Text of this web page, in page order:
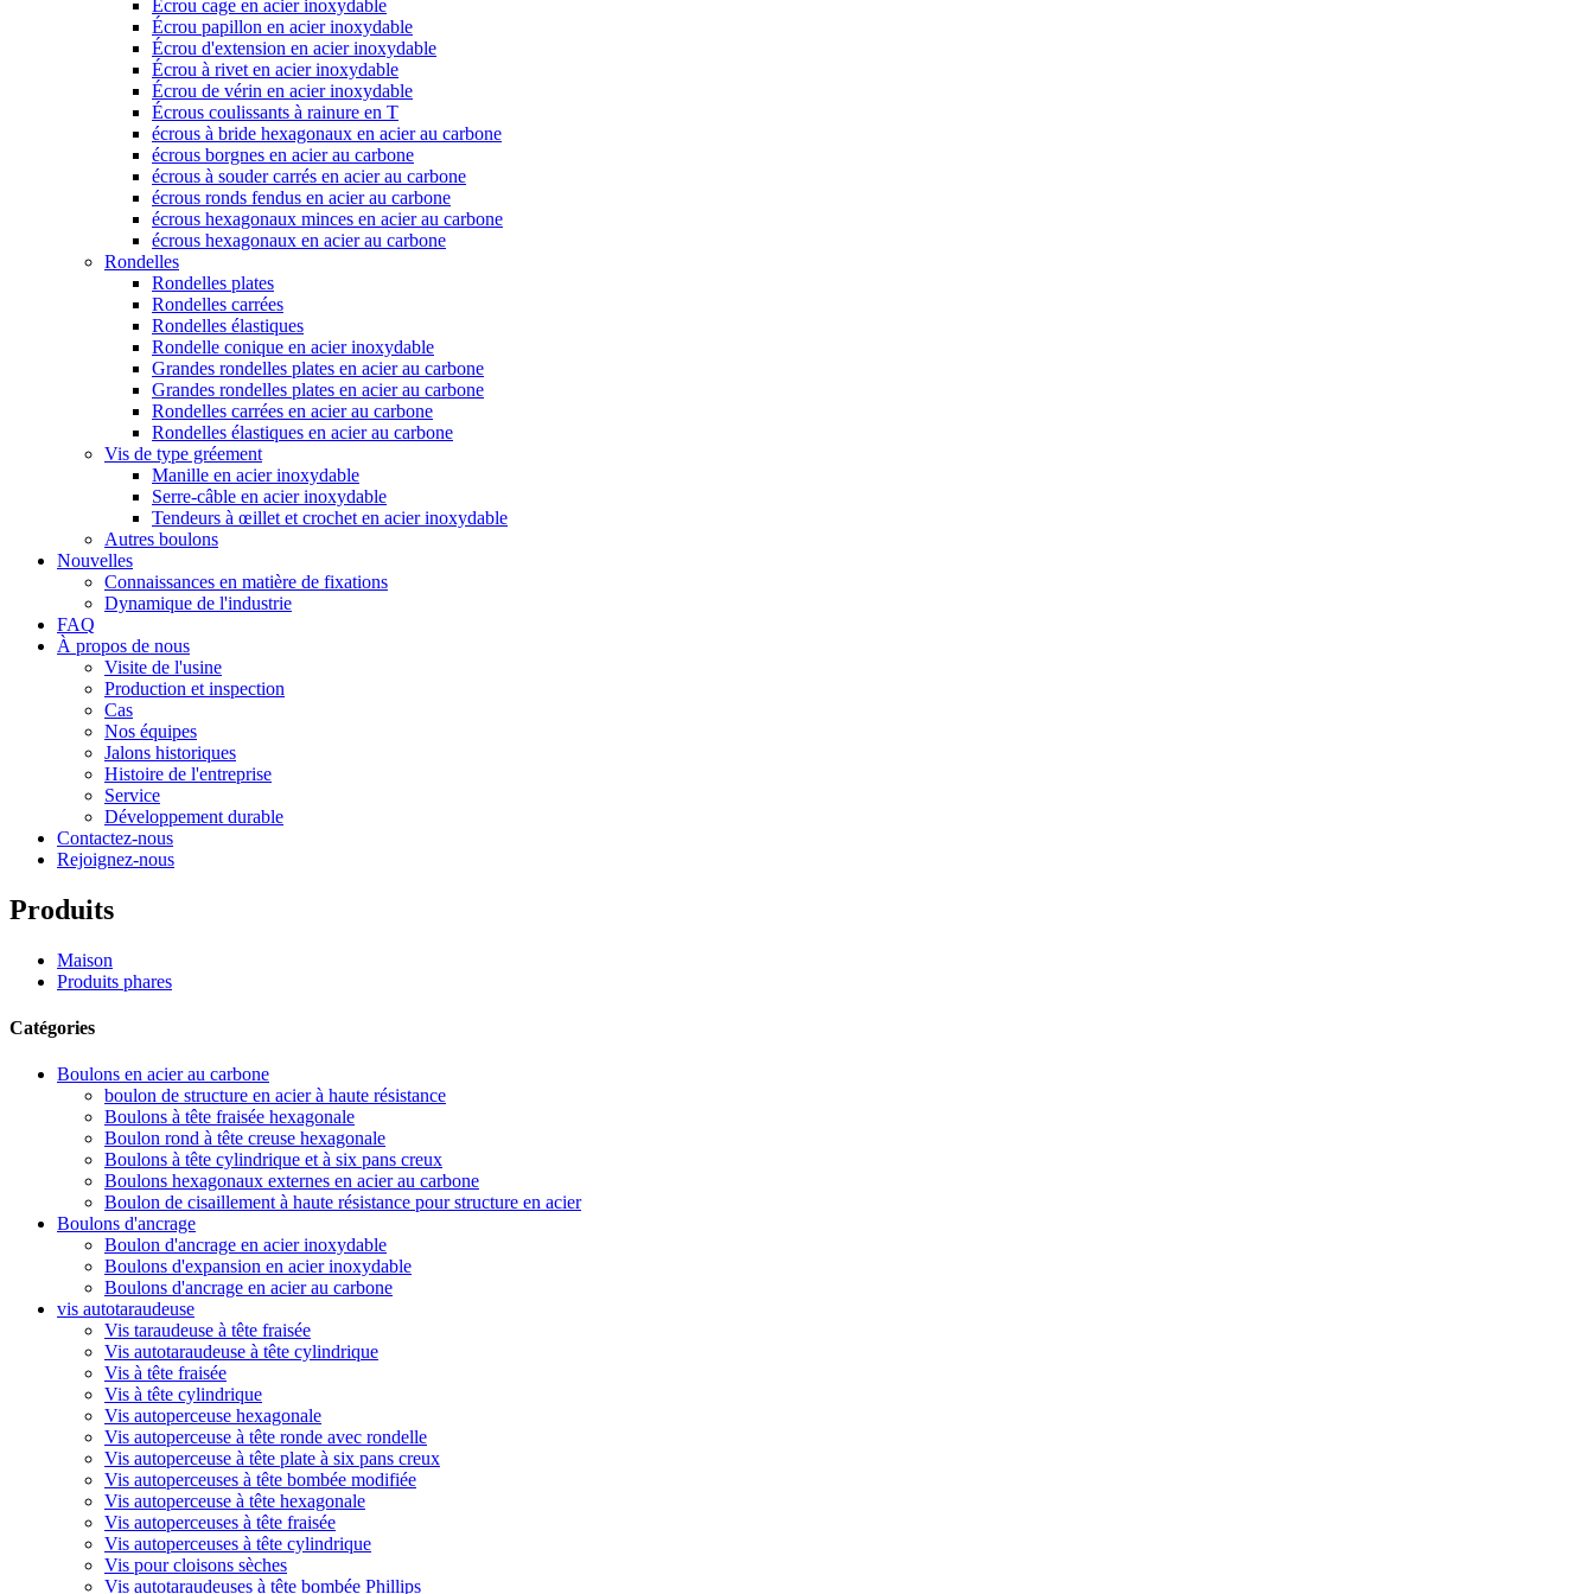
Écrou cage en acier inoxydable
Écrou papillon en acier inoxydable
Écrou d'extension en acier inoxydable
Écrou à rivet en acier inoxydable
Écrou de vérin en acier inoxydable
Écrous coulissants à rainure en T
écrous à bride hexagonaux en acier au carbone
écrous borgnes en acier au carbone
écrous à souder carrés en acier au carbone
écrous ronds fendus en acier au carbone
écrous hexagonaux minces en acier au carbone
écrous hexagonaux en acier au carbone
Rondelles
Rondelles plates
Rondelles carrées
Rondelles élastiques
Rondelle conique en acier inoxydable
Grandes rondelles plates en acier au carbone
Grandes rondelles plates en acier au carbone
Rondelles carrées en acier au carbone
Rondelles élastiques en acier au carbone
Vis de type gréement
Manille en acier inoxydable
Serre-câble en acier inoxydable
Tendeurs à œillet et crochet en acier inoxydable
Autres boulons
Nouvelles
Connaissances en matière de fixations
Dynamique de l'industrie
FAQ
À propos de nous
Visite de l'usine
Production et inspection
Cas
Nos équipes
Jalons historiques
Histoire de l'entreprise
Service
Développement durable
Contactez-nous
Rejoignez-nous
Produits
Maison
Produits phares
Catégories
Boulons en acier au carbone
boulon de structure en acier à haute résistance
Boulons à tête fraisée hexagonale
Boulon rond à tête creuse hexagonale
Boulons à tête cylindrique et à six pans creux
Boulons hexagonaux externes en acier au carbone
Boulon de cisaillement à haute résistance pour structure en acier
Boulons d'ancrage
Boulon d'ancrage en acier inoxydable
Boulons d'expansion en acier inoxydable
Boulons d'ancrage en acier au carbone
vis autotaraudeuse
Vis taraudeuse à tête fraisée
Vis autotaraudeuse à tête cylindrique
Vis à tête fraisée
Vis à tête cylindrique
Vis autoperceuse hexagonale
Vis autoperceuse à tête ronde avec rondelle
Vis autoperceuse à tête plate à six pans creux
Vis autoperceuses à tête bombée modifiée
Vis autoperceuse à tête hexagonale
Vis autoperceuses à tête fraisée
Vis autoperceuses à tête cylindrique
Vis pour cloisons sèches
Vis autotaraudeuses à tête bombée Phillips